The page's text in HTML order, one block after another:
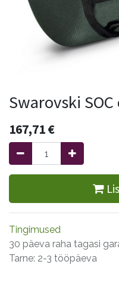
Swarovski
167,71€
Tingimused
30 päeva raha tagasi
Tarne: 2-3 tööpäeva